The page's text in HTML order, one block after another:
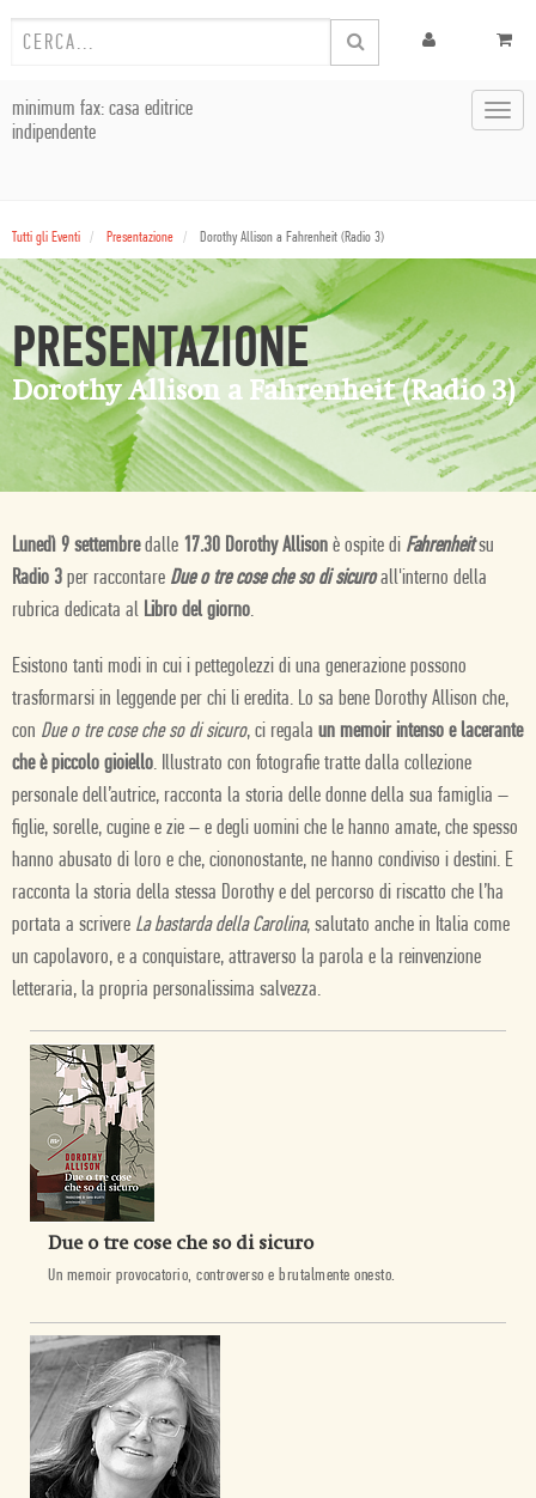
minimum fax: casa editrice
indipendente
Tutti gli Eventi Presentazione Dorothy Allison a Fahrenheit (Radio 3)
PRESENTAZIONE
Dorothy Allison a Fahrenheit (Radio 3)
Lunedì 9 settembredalle 17.30 Dorothy Allison è ospite di Fahrenheitsu
Radio 3 per raccontare Due o tre cose che so di sicuroall'interno della
rubrica dedicata al Libro del giorno.
Esistono tanti modi in cui i pettegolezzi di una generazione possono
trasformarsi in leggende per chi li eredita. Lo sa bene Dorothy Allison che,
con Due o tre cose che so di sicuro, ci regala un memoir intenso e lacerante
che è piccolo gioiello. Illustrato con fotografie tratte dalla collezione
personale dell’autrice, racconta la storia delle donne della sua famiglia –
figlie, sorelle, cugine e zie – e degli uomini che le hanno amate, che spesso
hanno abusato di loro e che, ciononostante, ne hanno condiviso i destini. E
racconta la storia della stessa Dorothy e del percorso di riscatto che l’ha
portata a scrivere La bastarda della Carolina, salutato anche in Italia come
un capolavoro, e a conquistare, attraverso la parola e la reinvenzione
letteraria, la propria personalissima salvezza.
Due o tre cose che so di sicuro
Un memoir provocatorio, controverso e brutalmente onesto.